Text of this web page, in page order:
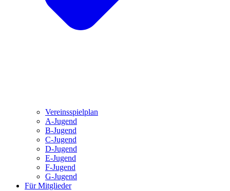
Vereinsspielplan
A-Jugend
B-Jugend
C-Jugend
D-Jugend
E-Jugend
F-Jugend
G-Jugend
Für Mitglieder